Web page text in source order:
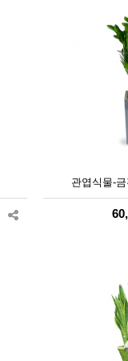
관엽식물-